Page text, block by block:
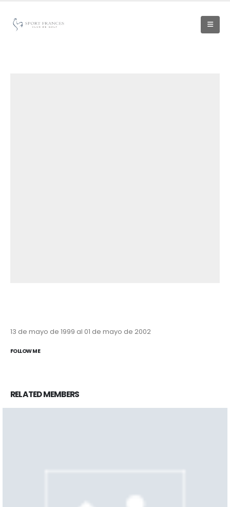
13 de mayo de 1999 al 01 de mayo de 2002
FOLLOW ME
RELATEDMEMBERS